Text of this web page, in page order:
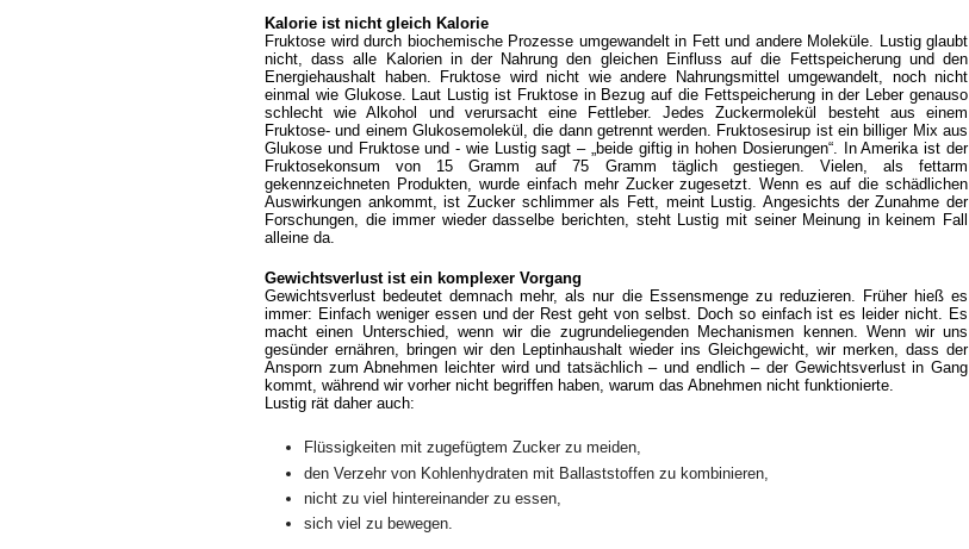
Kalorie ist nicht gleich Kalorie
Fruktose wird durch biochemische Prozesse umgewandelt in Fett und andere Moleküle. Lustig glaubt
nicht, dass alle Kalorien in der Nahrung den gleichen Einfluss auf die Fettspeicherung und den
Energiehaushalt haben. Fruktose wird nicht wie andere Nahrungsmittel umgewandelt, noch nicht
einmal wie Glukose. Laut Lustig ist Fruktose in Bezug auf die Fettspeicherung in der Leber genauso
schlecht wie Alkohol und verursacht eine Fettleber. Jedes Zuckermolekül besteht aus einem
Fruktose- und einem Glukosemolekül, die dann getrennt werden. Fruktosesirup ist ein billiger Mix aus
Glukose und Fruktose und - wie Lustig sagt – „beide giftig in hohen Dosierungen“. In Amerika ist der
Fruktosekonsum von 15 Gramm auf 75 Gramm täglich gestiegen. Vielen, als fettarm
gekennzeichneten Produkten, wurde einfach mehr Zucker zugesetzt. Wenn es auf die schädlichen
Auswirkungen ankommt, ist Zucker schlimmer als Fett, meint Lustig. Angesichts der Zunahme der
Forschungen, die immer wieder dasselbe berichten, steht Lustig mit seiner Meinung in keinem Fall
alleine da.
Gewichtsverlust ist ein komplexer Vorgang
Gewichtsverlust bedeutet demnach mehr, als nur die Essensmenge zu reduzieren. Früher hieß es
immer: Einfach weniger essen und der Rest geht von selbst. Doch so einfach ist es leider nicht. Es
macht einen Unterschied, wenn wir die zugrundeliegenden Mechanismen kennen. Wenn wir uns
gesünder ernähren, bringen wir den Leptinhaushalt wieder ins Gleichgewicht, wir merken, dass der
Ansporn zum Abnehmen leichter wird und tatsächlich – und endlich – der Gewichtsverlust in Gang
kommt, während wir vorher nicht begriffen haben, warum das Abnehmen nicht funktionierte.
Lustig rät daher auch:
Flüssigkeiten mit zugefügtem Zucker zu meiden,
den Verzehr von Kohlenhydraten mit Ballaststoffen zu kombinieren,
nicht zu viel hintereinander zu essen,
sich viel zu bewegen.